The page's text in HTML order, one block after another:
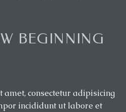
BEGINNING
consectetur adipisicing
incididunt ut labore et